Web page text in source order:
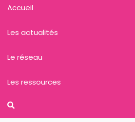
Accueil
Les actualités
Le réseau
Les ressources